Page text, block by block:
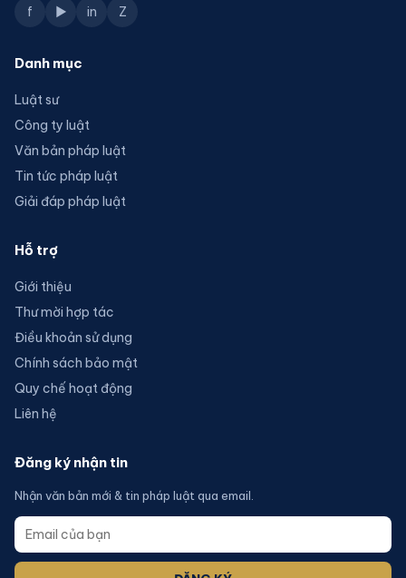
f ▶ in Z
Danh mục
Luật sư
Công ty luật
Văn bản pháp luật
Tin tức pháp luật
Giải đáp pháp luật
Hỗ trợ
Giới thiệu
Thư mời hợp tác
Điều khoản sử dụng
Chính sách bảo mật
Quy chế hoạt động
Liên hệ
Đăng ký nhận tin
Nhận văn bản mới & tin pháp luật qua email.